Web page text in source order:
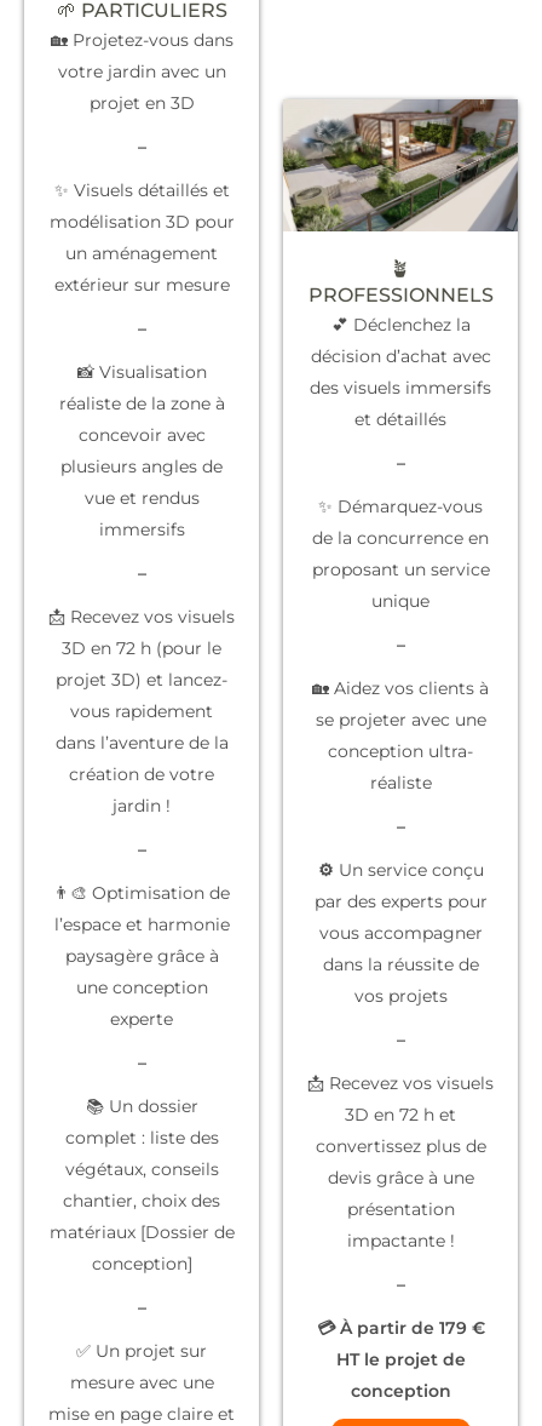
🌱 PARTICULIERS
🏡 Projetez-vous dans
votre jardin avec un
projet en 3D
–
✨ Visuels détaillés et
modélisation 3D pour
un aménagement
extérieur sur mesure
–
📸 Visualisation
réaliste de la zone à
concevoir avec
plusieurs angles de
vue et rendus
immersifs
–
📩 Recevez vos visuels
3D en 72 h (pour le
projet 3D) et lancez-
vous rapidement
dans l’aventure de la
création de votre
jardin !
–
👨‍🎨 Optimisation de
l’espace et harmonie
paysagère grâce à
une conception
experte
–
📚 Un dossier
complet : liste des
végétaux, conseils
chantier, choix des
matériaux [Dossier de
conception]
–
✅ Un projet sur
mesureavec une
mise en page claire et
🪴
PROFESSIONNELS
💕 Déclenchez la
décision d’achat avec
des visuels immersifs
et détaillés
–
✨ Démarquez-vous
de la concurrence en
proposant un service
unique
–
🏡 Aidez vos clients à
se projeter avec une
conception ultra-
réaliste
–
⚙️ Un service conçu
par des expertspour
vous accompagner
dans la réussite de
vos projets
–
📩 Recevez vos visuels
3D en 72 h et
convertissez plus de
devis grâce à une
présentation
impactante !
–
💳 À partir de 179 €
HT le projet de
conception